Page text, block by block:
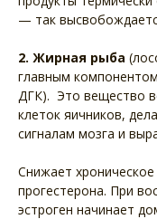
— так
2. Жирная рыба
главным
ДГК). Это вещество
клеток яичников,
сигналам мозга и
Снижает
прогестерона. При
эстроген начинает